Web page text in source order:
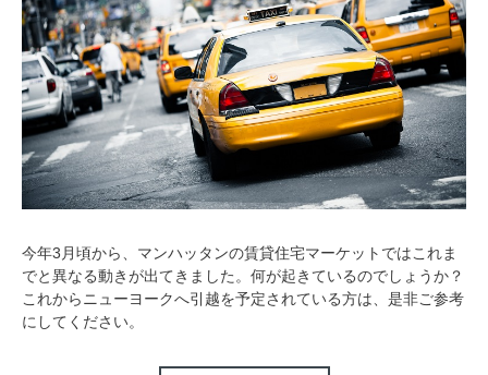
今年3月頃から、マンハッタンの賃貸住宅マーケットではこれま
でと異なる動きが出てきました。何が起きているのでしょうか？
これからニューヨークへ引越を予定されている方は、是非ご参考
にしてください。